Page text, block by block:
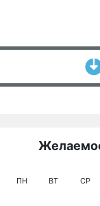
ПН ВТ СР